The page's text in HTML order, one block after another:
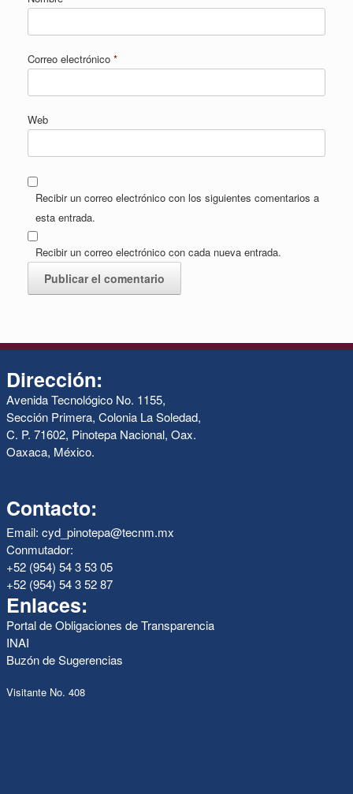
Correo electrónico *
Web
Recibir un correo electrónico con los siguientes comentarios a
esta entrada.
Recibir un correo electrónico con cada nueva entrada.
Dirección:
Avenida Tecnológico No. 1155,
Sección Primera, Colonia La Soledad,
C. P. 71602, Pinotepa Nacional, Oax.
Oaxaca, México.
Contacto:
Email: cyd_pinotepa@tecnm.mx
Conmutador:
+52 (954) 54 3 53 05
+52 (954) 54 3 52 87
Enlaces:
Portal de Obligaciones de Transparencia
INAI
Buzón de Sugerencias
Visitante No. 408